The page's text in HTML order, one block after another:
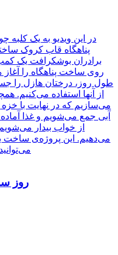
در این ویدیو به یک
پناهگاه قاب کروک
برادران بوشکرافت یک کمپ
روی ساخت پناهگاه را
طول روز، درختان هازل را
از آنها استفاده می‌کنیم.
می‌سازیم که در نهایت با
آبی جمع می‌شویم و غذا آماده
از خواب بیدار
می‌دهیم. این پروژه‌ی ساخت
۳۶۵